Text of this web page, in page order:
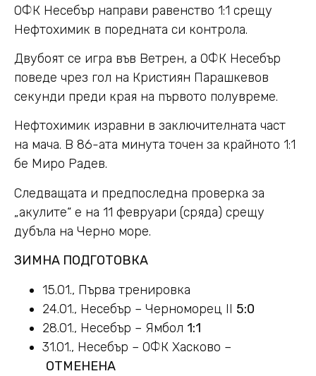
ОФК Несебър направи равенство 1:1 срещу
Нефтохимик в поредната си контрола.
Двубоят се игра във Ветрен, а ОФК Несебър
поведе чрез гол на Кристиян Парашкевов
секунди преди края на първото полувреме.
Нефтохимик изравни в заключителната част
на мача. В 86-ата минута точен за крайното 1:1
бе Миро Радев.
Следващата и предпоследна проверка за
„акулите“ е на 11 февруари (сряда) срещу
дубъла на Черно море.
ЗИМНА ПОДГОТОВКА
15.01., Първа тренировка
24.01., Несебър – Черноморец II 5:0
28.01., Несебър – Ямбол 1:1
31.01., Несебър – ОФК Хасково –
ОТМЕНЕНА